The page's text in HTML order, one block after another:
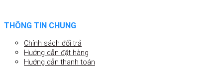
THÔNG TIN CHUNG
Chính sách đổi trả
Hướng dẫn đặt hàng
Hướng dẫn thanh toán